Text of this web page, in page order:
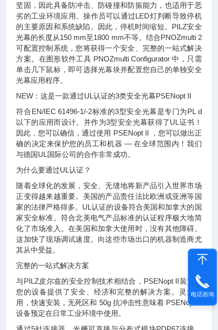
坚固，因此具备防冲击、防碰撞和防振能力，也适用于恶
劣的工业环境应用。操作员可以通过LED灯判断导致停机
的主要原因和系统缺陷。因此，停机时间缩短。PILZ安全
光幕的长度从150 mm至1800 mm不等。结合PNOZmulti 2
可配置控制系统，您将获得一个安全、完整的一站式解决
方案。在图形软件工具 PNOZmulti Configurator 中，只需
单击几下鼠标，即可选择光幕块并配置您自己的单独安全
光幕应用程序。
NEW：这是一款通过UL认证的3类安全光幕PSENopt II
符合EN/IEC 61496-1/-2标准的3型安全光幕是专门为PL d
以下的应用而设计。并作为3型安全光幕获得了UL证书！
因此，您可以确信，通过使用 PSENopt II ，您可以做出正
确的决定来保护您的员工和机器 — 在全球范围内！我们
与德国UL国际公司的合作非常成功。
为什么要通过UL认证？
随着全球化的发展，安全、无缝地将新产品引入世界市场
正变得越来越重要。美国的产品责任法比欧洲或亚洲等国
家的法律严格得多。UL认证的设备符合美国和加拿大的国
家安全标准。符合北美电气产品标准的认证程序极大地简
化了市场准入。在美国和加拿大使用时，没有其他障碍。
这加快了现场调试速度。向这些市场出口的机器制造商尤
其从中受益。
完整的一站式解决方案
与PILZ皮尔兹的安全控制技术相结合，PSENopt II装置为
您的设备提供了安全、经济和完整的解决方案。灵活易
用，快速安装，无死区和 50g 抗冲击性意味着 PSENopt II
设备预定在日常工业环境中使用。
电话咨询